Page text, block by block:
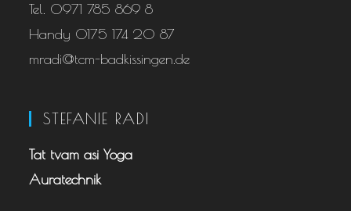
Tel. 0971 785 869 8
Handy 0175 174 20 87
mradi@tcm-badkissingen.de
STEFANIE RADI
Tat tvam asi Yoga
Auratechnik